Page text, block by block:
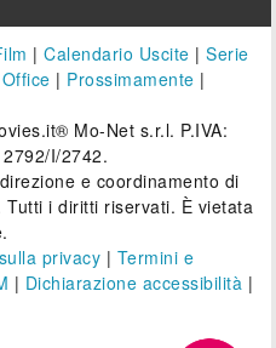
|Calendario Uscite |Serie
| Prossimamente |
Mo-Net s.r.l. P.IVA:
I/2742.
e coordinamento di
Tutti i diritti riservati. È vietata
privacy | Termini e
| Dichiarazione accessibilità |